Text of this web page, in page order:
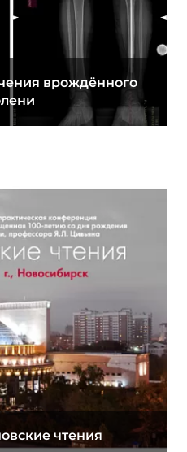
врождённого
чтения